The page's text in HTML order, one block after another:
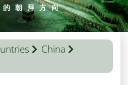
的朝拜方向
China